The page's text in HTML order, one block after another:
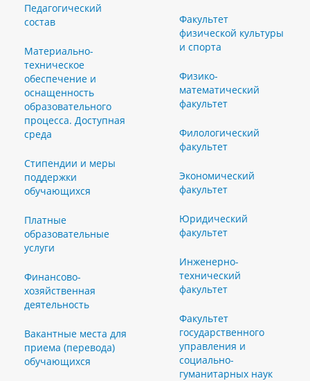
Педагогический
состав
Материально-
техническое
обеспечение и
оснащенность
образовательного
процесса. Доступная
среда
Стипендии и меры
поддержки
обучающихся
Платные
образовательные
услуги
Финансово-
хозяйственная
деятельность
Вакантные места для
приема (перевода)
обучающихся
Факультет
физической культуры
и спорта
Физико-
математический
факультет
Филологический
факультет
Экономический
факультет
Юридический
факультет
Инженерно-
технический
факультет
Факультет
государственного
управления и
социально-
гуманитарных наук